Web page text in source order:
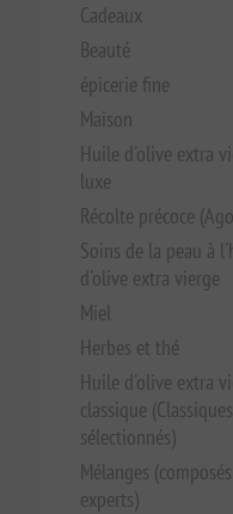
Cadeaux
Beauté
épicerie fine
Maison
Huile d'olive extra
luxe
Récolte précoce
Soins de la peau à
d'olive extra vierge
Miel
Herbes et thé
Huile d'olive extra
classique (Classiques
sélectionnés)
Mélanges
experts)